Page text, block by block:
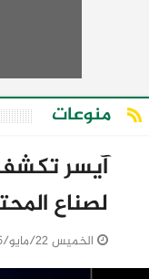
منوعات
آيسر
لصناع
الخميس 22/مايو/2025 - 11:54 ص